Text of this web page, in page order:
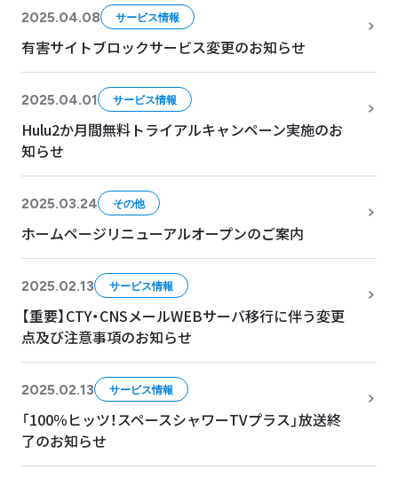
2025.04.08 サービス情報
有害サイトブロックサービス変更のお知らせ
2025.04.01 サービス情報
Hulu2か月間無料トライアルキャンペーン実施のお
知らせ
2025.03.24 その他
ホームページリニューアルオープンのご案内
2025.02.13 サービス情報
【重要】CTY・CNSメールWEBサーバ移行に伴う変更
点及び注意事項のお知らせ
2025.02.13 サービス情報
「100％ヒッツ！スペースシャワーTVプラス」放送終
了のお知らせ